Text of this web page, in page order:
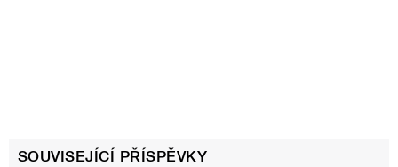
SOUVISEJÍCÍ PŘÍSPĚVKY